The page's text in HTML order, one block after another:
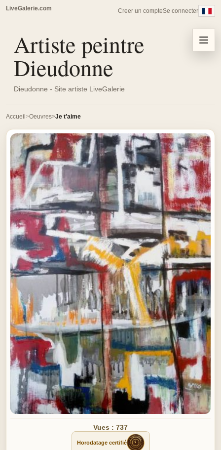
LiveGalerie.com Creer un compteSe connecter
Artiste peintre
Dieudonne
Dieudonne - Site artiste LiveGalerie
Menu
Accueil Oeuvres Je t’aime
Vues : 737
Horodatage certifié